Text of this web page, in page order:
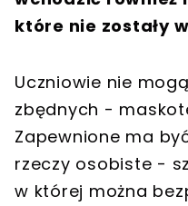
które nie zostały
Uczniowie nie
zbędnych -
Zapewnione ma
rzeczy osobiste -
w której można